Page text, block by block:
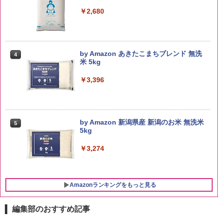
￥2,680
4
by Amazon あきたこまちブレンド 無洗
米 5kg
￥3,396
5
by Amazon 新潟県産 新潟のお米 無洗米
5kg
￥3,274
Amazonランキングをもっと見る
編集部のおすすめ記事